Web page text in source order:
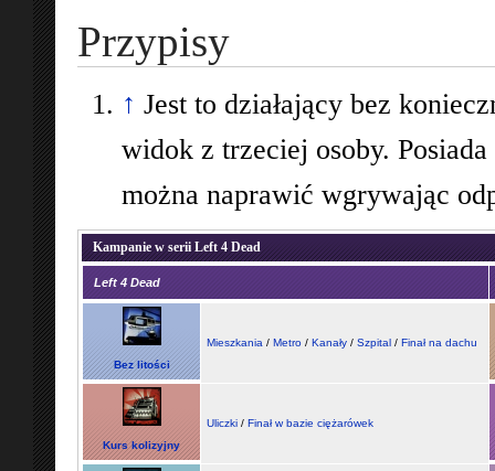
Przypisy
↑ Jest to działający bez
widok z trzeciej osoby.
można naprawić wgrywając
Kampanie w serii Left 4 Dead
Left 4 Dead
Bez litości
Mieszkania / Metro / Kanały / Szpital / Finał na dachu
Kurs kolizyjny
Uliczki / Finał w bazie ciężarówek